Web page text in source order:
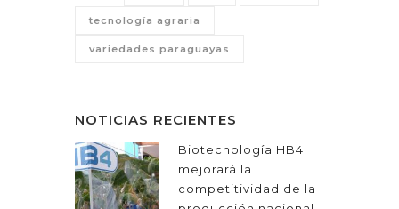
tecnología agraria
variedades paraguayas
NOTICIAS RECIENTES
Biotecnología HB4
mejorará la
competitividad de la